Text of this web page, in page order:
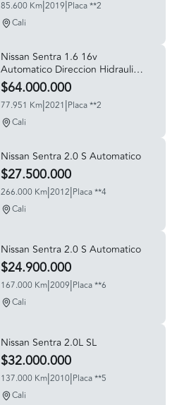
85.600 Km|2019|Placa **2
Cali
Nissan Sentra 1.6 16v
Automatico Direccion Hidraulica
Full Equipo
$64.000.000
77.951 Km|2021|Placa **2
Cali
Nissan Sentra 2.0 S Automatico
$27.500.000
266.000 Km|2012|Placa **4
Cali
Nissan Sentra 2.0 S Automatico
$24.900.000
167.000 Km|2009|Placa **6
Cali
Nissan Sentra 2.0L SL
$32.000.000
137.000 Km|2010|Placa **5
Cali